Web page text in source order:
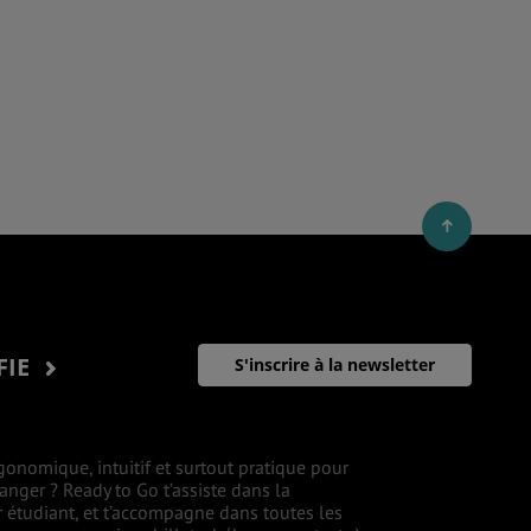
S'inscrire à la newsletter
intuitif et surtout pratique pour
? Ready to Go t’assiste dans la
et t’accompagne dans toutes les